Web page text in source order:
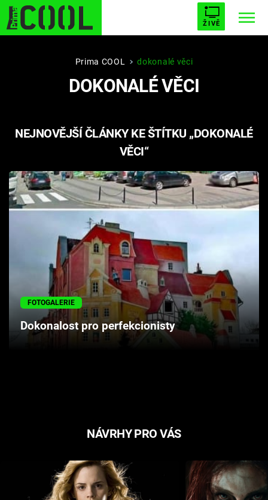
ŽIVĚ
STARHOUSE BUFFY, PŘEMOŽITELKA UPÍRŮ
PLNEJ KOTEL AVENGERS 5
Filmy
Cool Esport
Pořady
Prima COOL dokonalé věci
DOKONALÉ VĚCI
NEJNOVĚJŠÍ ČLÁNKY KE ŠTÍTKU „DOKONALÉ
VĚCI“
FOTOGALERIE
Dokonalost pro perfekcionisty
NÁVRHY PRO VÁS